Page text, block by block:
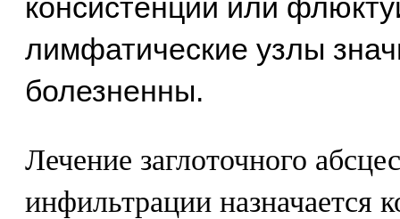
консистенции или
лимфатические узлы
болезненны.
Лечение заглоточного
инфильтрации назначается